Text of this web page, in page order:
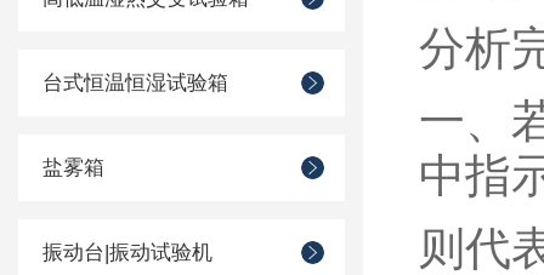
台式恒温恒湿试验箱
盐雾箱
振动台|振动试验机
分析
一、
中指
则代